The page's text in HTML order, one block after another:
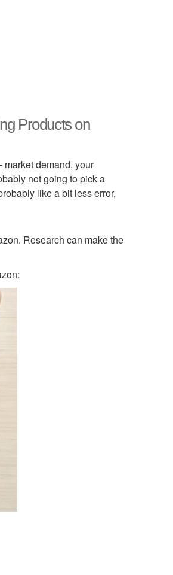
Products on
demand, your
not going to pick a
like a bit less error,
Research can make the